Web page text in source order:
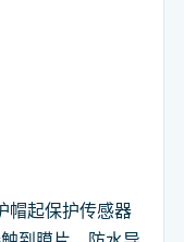
帽起保护传感器